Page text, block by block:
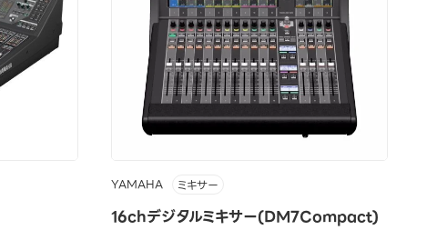
YAMAHA ミキサー
16chデジタルミキサー(DM7Compact)